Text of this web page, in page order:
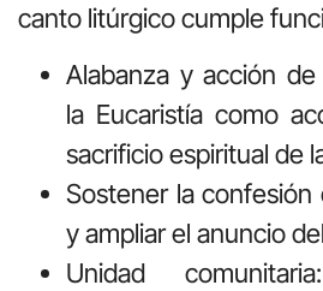
canto litúrgico cumple
Alabanza y acción de
la Eucaristía como
sacrificio espiritual de
Sostener la confesión
y ampliar el anuncio
Unidad